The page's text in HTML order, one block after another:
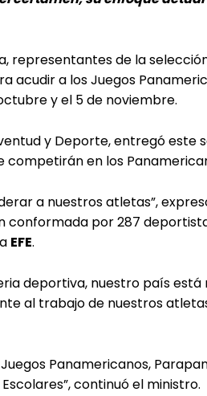
representantes de la
acudir a los Juegos
y el 5 de noviembre.
y Deporte, entregó este
en los
a nuestros atletas”,
conformada por 287
EFE.
deportiva, nuestro país
al trabajo de nuestros
Panamericanos,
continuó el ministro.